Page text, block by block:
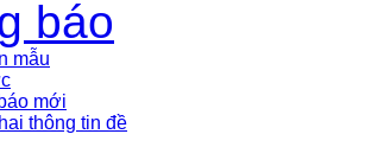
báo
mẫu
mới
thông tin đề